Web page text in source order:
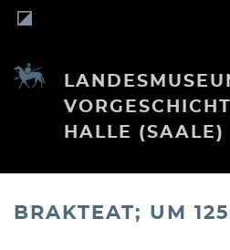
HALLE (SAALE)
BRAKTEAT; UM